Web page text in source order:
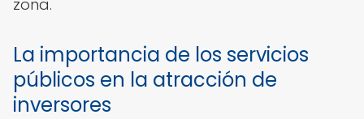
zona.
La importancia de los servicios
públicos en la atracción de
inversores